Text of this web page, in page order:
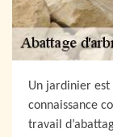
Un jardinier est
connaissance
travail